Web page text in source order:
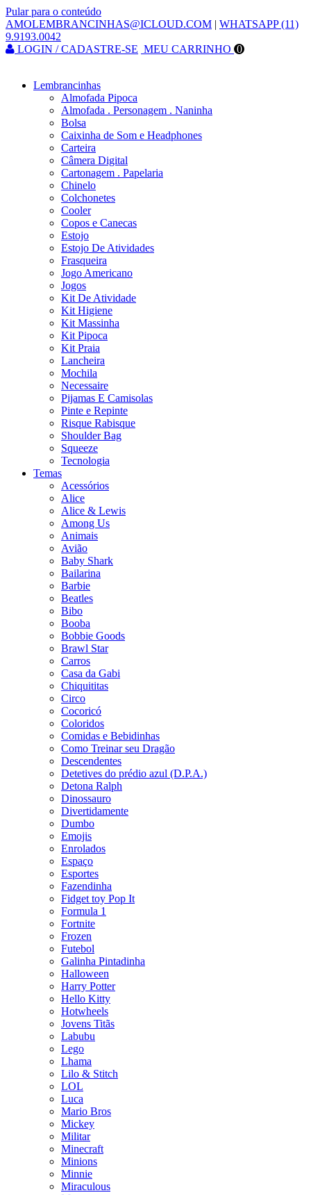
Pular para o conteúdo
AMOLEMBRANCINHAS@ICLOUD.COM | WHATSAPP (11)
9.9193.0042
LOGIN / CADASTRE-SE MEU CARRINHO 0
Lembrancinhas
Almofada Pipoca
Almofada . Personagem . Naninha
Bolsa
Caixinha de Som e Headphones
Carteira
Câmera Digital
Cartonagem . Papelaria
Chinelo
Colchonetes
Cooler
Copos e Canecas
Estojo
Estojo De Atividades
Frasqueira
Jogo Americano
Jogos
Kit De Atividade
Kit Higiene
Kit Massinha
Kit Pipoca
Kit Praia
Lancheira
Mochila
Necessaire
Pijamas E Camisolas
Pinte e Repinte
Risque Rabisque
Shoulder Bag
Squeeze
Tecnologia
Temas
Acessórios
Alice
Alice & Lewis
Among Us
Animais
Avião
Baby Shark
Bailarina
Barbie
Beatles
Bibo
Booba
Bobbie Goods
Brawl Star
Carros
Casa da Gabi
Chiquititas
Circo
Cocoricó
Coloridos
Comidas e Bebidinhas
Como Treinar seu Dragão
Descendentes
Detetives do prédio azul (D.P.A.)
Detona Ralph
Dinossauro
Divertidamente
Dumbo
Emojis
Enrolados
Espaço
Esportes
Fazendinha
Fidget toy Pop It
Formula 1
Fortnite
Frozen
Futebol
Galinha Pintadinha
Halloween
Harry Potter
Hello Kitty
Hotwheels
Jovens Titãs
Labubu
Lego
Lhama
Lilo & Stitch
LOL
Luca
Mario Bros
Mickey
Militar
Minecraft
Minions
Minnie
Miraculous